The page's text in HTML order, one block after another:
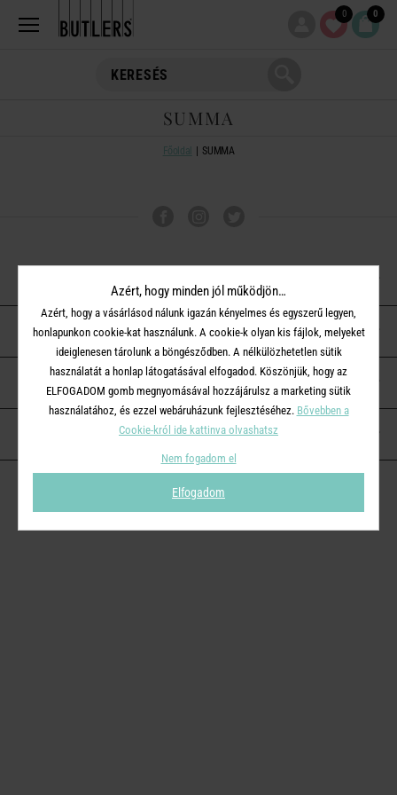
0 0
SUMMA
Főoldal SUMMA
ÜGYFÉLSZOLGÁLAT
A BUTLERS-RŐL
KAPCSOLAT
Azért, hogy minden jól működjön…
Azért, hogy a vásárlásod nálunk igazán kényelmes és egyszerű legyen,
honlapunkon cookie-kat használunk. A cookie-k olyan kis fájlok, melyeket
ideiglenesen tárolunk a böngésződben. A nélkülözhetetlen sütik
használatát a honlap látogatásával elfogadod. Köszönjük, hogy az
ELFOGADOM gomb megnyomásával hozzájárulsz a marketing sütik
használatához, és ezzel webáruházunk fejlesztéséhez. Bővebben a
Cookie-król ide kattinva olvashatsz
Nem fogadom el
Elfogadom